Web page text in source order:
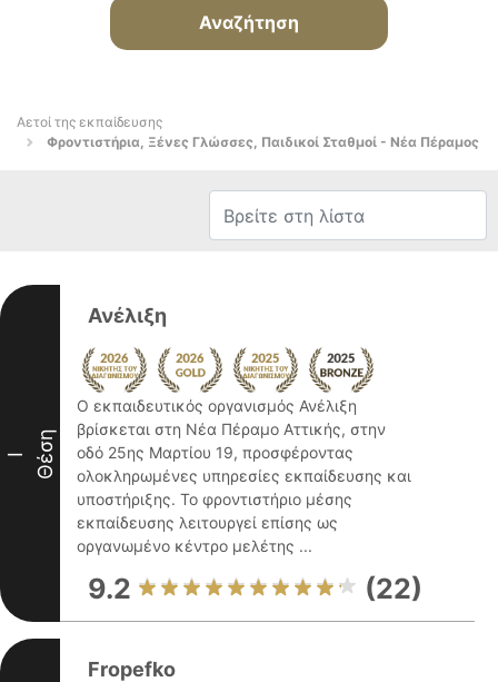
Αναζήτηση
Αετοί της εκπαίδευσης
Φροντιστήρια, Ξένες Γλώσσες, Παιδικοί Σταθμοί - Νέα Πέραμος
I Θέση
Ανέλιξη
Ο εκπαιδευτικός οργανισμός Ανέλιξη
βρίσκεται στη Νέα Πέραμο Αττικής, στην
οδό 25ης Μαρτίου 19, προσφέροντας
ολοκληρωμένες υπηρεσίες εκπαίδευσης και
υποστήριξης. Το φροντιστήριο μέσης
εκπαίδευσης λειτουργεί επίσης ως
οργανωμένο κέντρο μελέτης ...
9.2 (22)
Fropefko